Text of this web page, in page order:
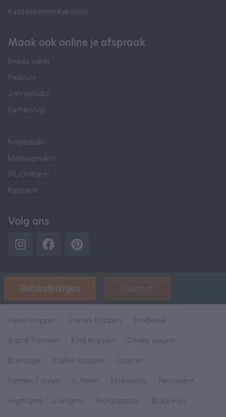
Kassasysteem Kapsalon
Maak ook online je afspraak
Beauty salon
Pedicure
Zonnestudio
Barbershop
Nagelstudio
Massagesalon
IPL/Ontharen
Kapsalon
Volg ons
Behandelingen Plaatsen
Heren knippen Dames knippen
Tondeuse
Baard Trimmen
Kind knippen
Dames kleuren
Balayage
Krullen knippen
Olaplex
Föhnen / stylen
Scheren Extensions
Permanent
Highlights / Lowlights
Bruidskapsel
Black Hair